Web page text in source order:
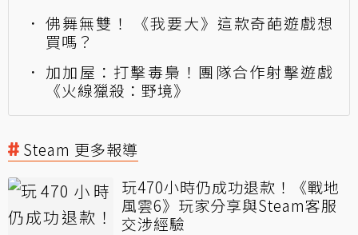
佛舞無雙！ 《我要大》這款奇葩遊戲想
買嗎？
加加屋：打擊毒梟！團隊合作射擊遊戲
《火線獵殺：野境》
Steam 更多報導
玩470小時仍成功退款！《戰地
風雲6》玩家分享與Steam客服
交涉經驗